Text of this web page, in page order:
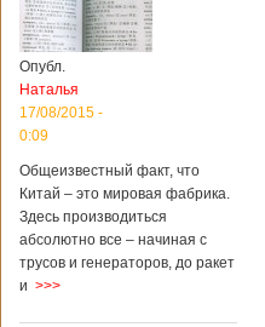
Опубл.
Наталья
17/08/2015 -
0:09
Общеизвестный факт, что
Китай – это мировая фабрика.
Здесь производиться
абсолютно все – начиная с
трусов и генераторов, до ракет
и >>>